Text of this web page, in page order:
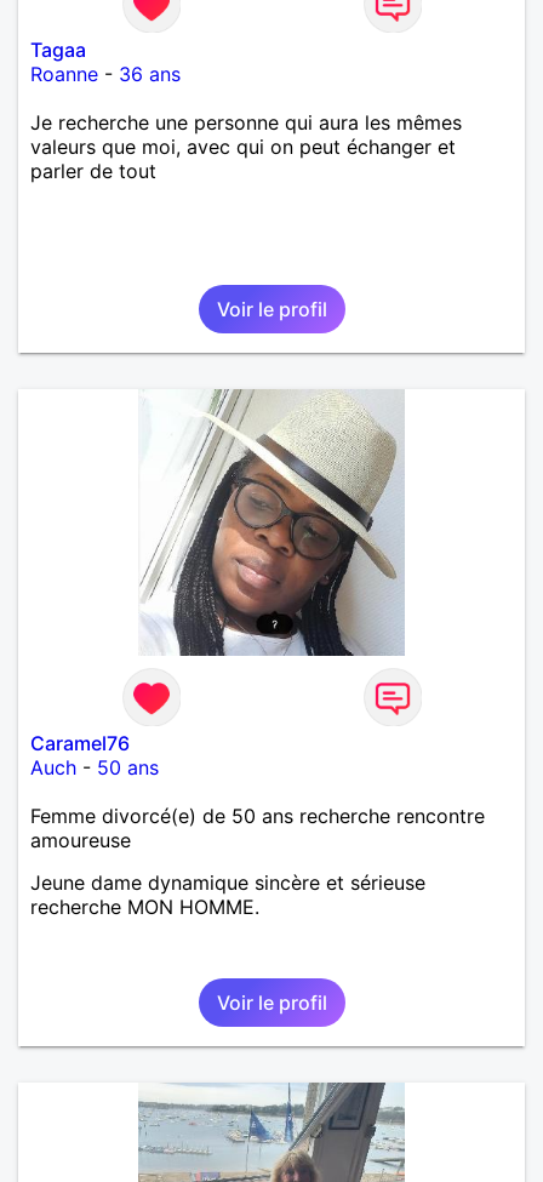
Tagaa
Roanne - 36 ans
Je recherche une personne qui aura les mêmes
valeurs que moi, avec qui on peut échanger et
parler de tout
Voir le profil
Caramel76
Auch - 50 ans
Femme divorcé(e) de 50 ans recherche rencontre
amoureuse
Jeune dame dynamique sincère et sérieuse
recherche MON HOMME.
Voir le profil